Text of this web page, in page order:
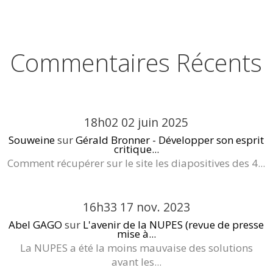
Commentaires Récents
18h02 02 juin 2025
SouweinesurGérald Bronner - Développer son esprit
critique...
Comment récupérer sur le site les diapositives des 4...
16h33 17 nov. 2023
Abel GAGO sur L'avenir de la NUPES (revue de presse
mise à...
La NUPES a été la moins mauvaise des solutions
avant les...